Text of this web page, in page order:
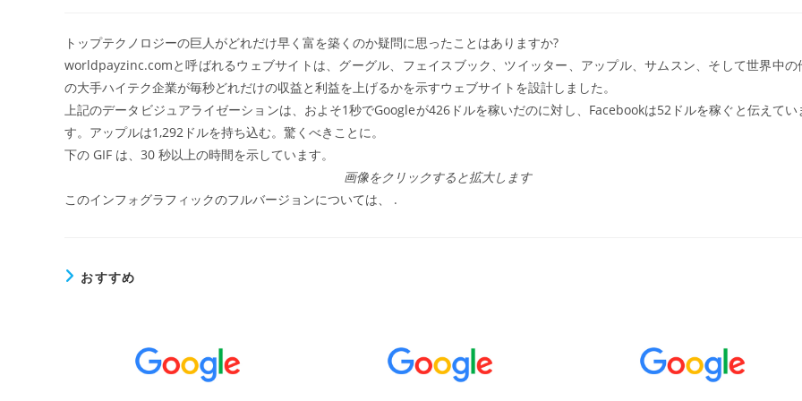
開
日:
テ
ゴ
リ
ー:
トップテクノロジーの巨人がどれだけ早く富を築くのか疑問に思ったことはありますか?
worldpayzinc.comと呼ばれるウェブサイトは、グーグル、フェイスブック、ツイッター、アップル、サムスン、そして世界中の
の大手ハイテク企業が毎秒どれだけの収益と利益を上げるかを示すウェブサイトを設計しました。
上記のデータビジュアライゼーションは、およそ1秒でGoogleが426ドルを稼いだのに対し、Facebookは52ドルを稼ぐと伝えてい
す。アップルは1,292ドルを持ち込む。驚くべきことに。
下の GIF は、30 秒以上の時間を示しています。
画像をクリックすると拡大します
このインフォグラフィックのフルバージョンについては、 .
おすすめ